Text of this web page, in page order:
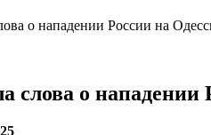
о нападении России на
слова о